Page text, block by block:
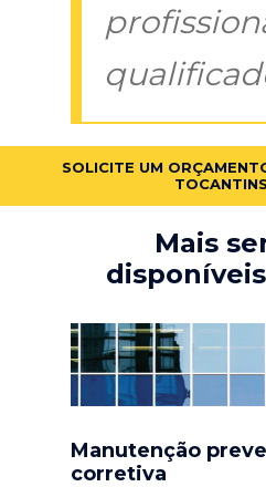
SOLICITE UM
Mais
Manutenção
corretiva